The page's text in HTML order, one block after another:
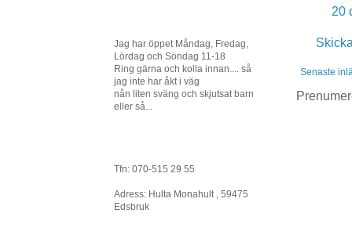
20
Senaste
Jag har öppet Måndag, Fredag,
Lördag och Söndag 11-18
Ring gärna och kolla innan.... så
jag inte har åkt i väg
nån liten sväng och skjutsat barn
eller så...
Tfn: 070-515 29 55
Adress: Hulta Monahult , 59475
Edsbruk